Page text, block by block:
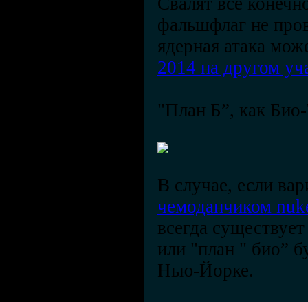
фальшфлаг не
ядерная атака
2014 на другом
"План Б”, как
В случае, если
чемоданчиком
всегда
или "план " био”
Нью-Йорке.